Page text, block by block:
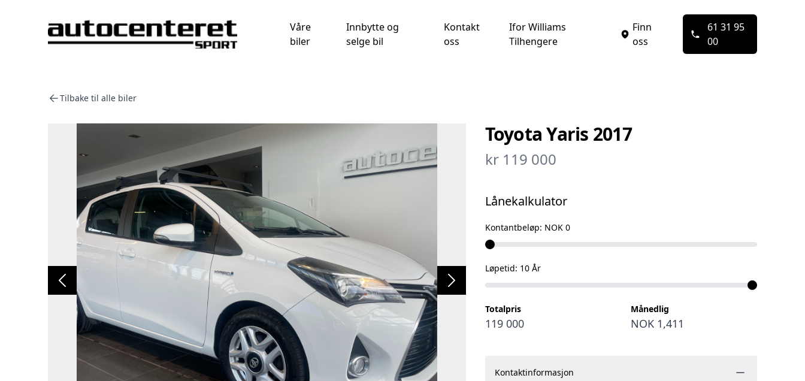
Våre
biler
Innbytte og
selge bil
Kontakt
oss
Ifor Williams
Tilhengere
Finn
oss
61 31 95
00
Tilbake til alle biler
Toyota Yaris 2017
kr 119 000
Lånekalkulator
Kontantbeløp: NOK 0
Løpetid: 10 År
Totalpris
119 000
Månedlig
NOK 1,411
Kontaktinformasjon